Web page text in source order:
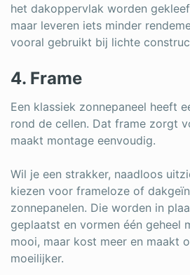
het dakoppervlak worden
maar leveren iets minder
vooral gebruikt bij lichte
4. Frame
Een klassiek zonnepaneel heeft
rond de cellen. Dat frame zorgt
maakt montage eenvoudig.
Wil je een strakker, naadloos
kiezen voor frameloze of
zonnepanelen. Die worden in
geplaatst en vormen één geheel
mooi, maar kost meer en maakt
moeilijker.